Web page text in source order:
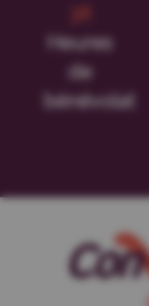
46
Heures
de
bénévolat